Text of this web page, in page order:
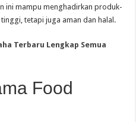
ini mampu menghadirkan produk-
tetapi juga aman dan halal.
Terbaru Lengkap Semua
Food